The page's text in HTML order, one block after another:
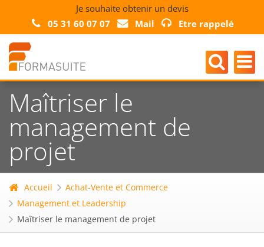
Je souhaite obtenir un devis
05 31 60 07 07
Mail Etre rappelé
Maîtriser le
management de
projet
Accueil
Achat-Vente et Commerce
Management et Leadership
Maîtriser le management de projet